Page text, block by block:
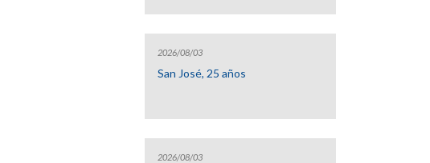
2026/08/03
San José, 25 años
2026/08/03